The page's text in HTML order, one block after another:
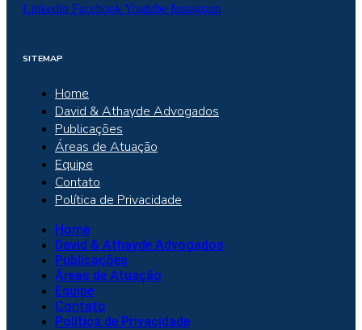
Linkedin FacebookYoutube Instagram
SITEMAP
Home
David & Athayde Advogados
Publicações
Áreas de Atuação
Equipe
Contato
Política de Privacidade
Home
David & Athayde Advogados
Publicações
Áreas de Atuação
Equipe
Contato
Política de Privacidade